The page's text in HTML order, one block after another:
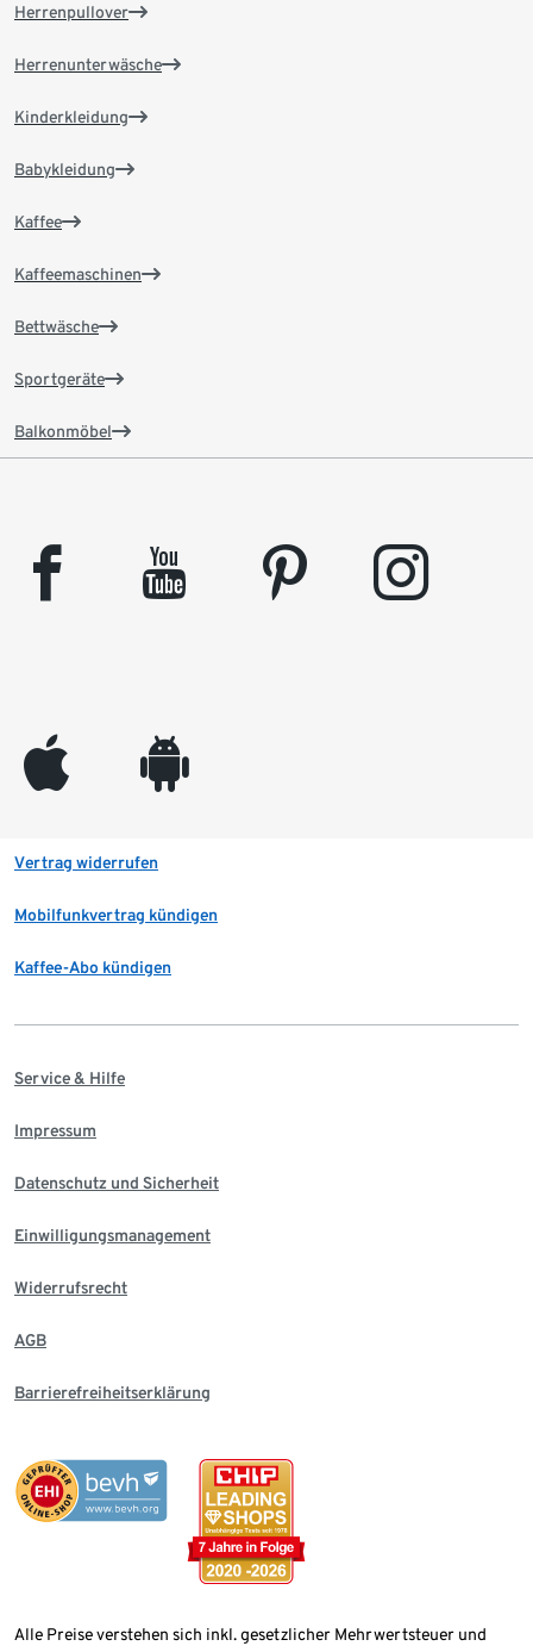
Herrenpullover
Herrenunterwäsche
Kinderkleidung
Babykleidung
Kaffee
Kaffeemaschinen
Bettwäsche
Sportgeräte
Balkonmöbel
facebook youtube pinterest instagram
appleinc android
Vertrag widerrufen
Mobilfunkvertrag kündigen
Kaffee-Abo kündigen
Service & Hilfe
Impressum
Datenschutz und Sicherheit
Einwilligungsmanagement
Widerrufsrecht
AGB
Barrierefreiheitserklärung
Alle Preise verstehen sich inkl. gesetzlicher Mehrwertsteuer und